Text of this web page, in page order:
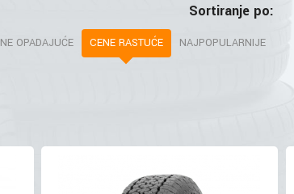
Sortiranje po:
OPADAJUĆE CENE RASTUĆE NAJPOPULARNIJE